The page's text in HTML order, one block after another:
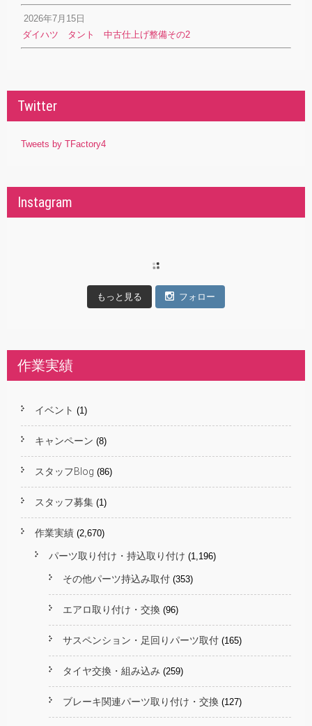
2026年7月15日
ダイハツ タント 中古仕上げ整備その2
Twitter
Tweets by TFactory4
Instagram
もっと見る フォロー
作業実績
イベント (1)
キャンペーン (8)
スタッフBlog (86)
スタッフ募集 (1)
作業実績 (2,670)
パーツ取り付け・持込取り付け (1,196)
その他パーツ持込み取付 (353)
エアロ取り付け・交換 (96)
サスペンション・足回りパーツ取付 (165)
タイヤ交換・組み込み (259)
ブレーキ関連パーツ取り付け・交換 (127)